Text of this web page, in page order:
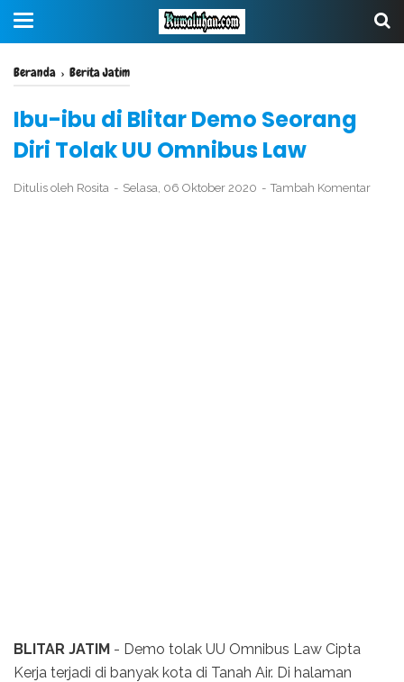
Beranda › Berita Jatim
Ibu-ibu di Blitar Demo Seorang
Diri Tolak UU Omnibus Law
Ditulis oleh Rosita Selasa, 06 Oktober 2020 Tambah Komentar
BLITAR JATIM - Demo tolak UU Omnibus Law Cipta
Kerja terjadi di banyak kota di Tanah Air. Di halaman